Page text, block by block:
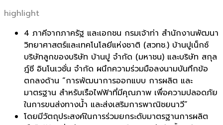
highlight
4 ภาคีจากภาครัฐ และเอกชน กรมเจ้าท่า สำนักงานพัฒนา
วิทยาศาสตร์และเทคโนโลยีแห่งชาติ (สวทช.) บ้านปูเน็กซ์
บริษัทลูกของบริษัท บ้านปู จำกัด (มหาชน) และบริษัท สกุล
ฎ์ซี อินโนเวชั่น จำกัด ผนึกความร่วมมือลงนามบันทึกข้อ
ตกลงด้าน “การพัฒนาการออกแบบ การผลิต และ
มาตรฐาน สำหรับเรือไฟฟ้าที่มีคุณภาพ เพื่อความปลอดภัย
ในการขนส่งทางน้ำ และส่งเสริมการพาณิชยนาวี”
โดยมีวัตถุประสงค์ในการร่วมยกระดับมาตรฐานการผลิต